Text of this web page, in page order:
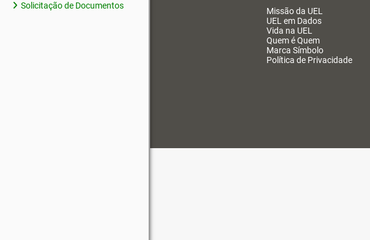
Solicitação de Documentos
Missão da UEL
UEL em Dados
Vida na UEL
Quem é Quem
Marca Símbolo
Política de Privacidade